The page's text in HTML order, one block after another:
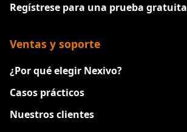
Regístrese para una prueba gratuita
Ventas y soporte
¿Por qué elegir Nexivo?
Casos prácticos
Nuestros clientes